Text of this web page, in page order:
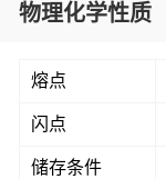
物理化学性质
熔点
闪点
储存条件